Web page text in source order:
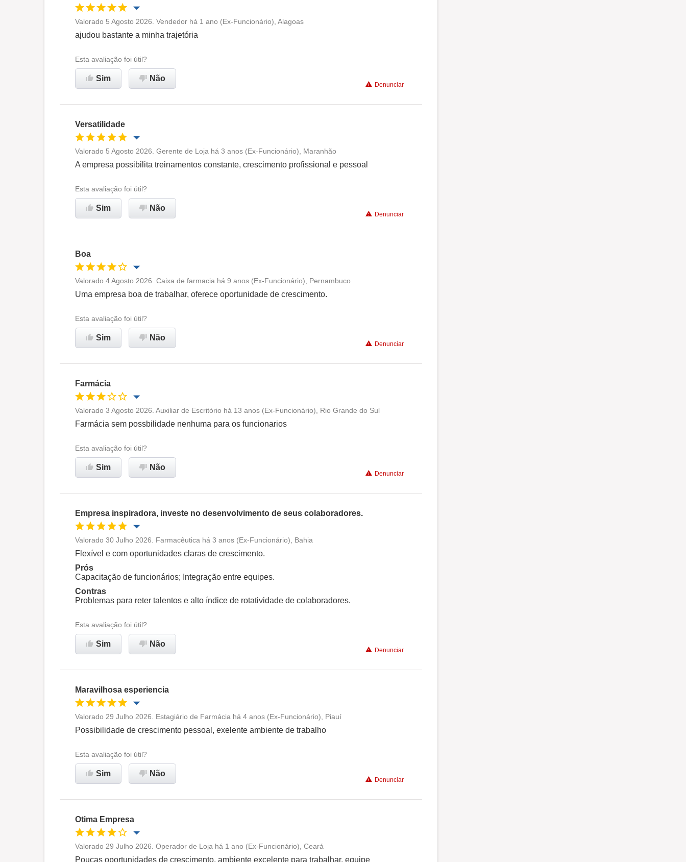
Oportunidade de promoção
Ambiente de trabalho
Recomenda esta empresa
Valorado 5 Agosto 2026. Vendedor há 1 ano (Ex-Funcionário), Alagoas
ajudou bastante a minha trajetória
Esta avaliação foi útil?
Sim Não
Denunciar
Versatilidade
Oportunidade de promoção
Ambiente de trabalho
Conciliação com a vida familiar
Recomenda esta empresa
Valorado 5 Agosto 2026. Gerente de Loja há 3 anos (Ex-Funcionário), Maranhão
A empresa possibilita treinamentos constante, crescimento profissional e pessoal
Esta avaliação foi útil?
Sim Não
Denunciar
Boa
Oportunidade de promoção
Ambiente de trabalho
Conciliação com a vida familiar
Recomenda esta empresa
Valorado 4 Agosto 2026. Caixa de farmacia há 9 anos (Ex-Funcionário), Pernambuco
Uma empresa boa de trabalhar, oferece oportunidade de crescimento.
Esta avaliação foi útil?
Sim Não
Denunciar
Farmácia
Oportunidade de promoção
Ambiente de trabalho
Conciliação com a vida familiar
Não recomenda esta
Valorado 3 Agosto 2026. Auxiliar de Escritório há 13 anos (Ex-Funcionário), Rio Grande do Sul
Farmácia sem possbilidade nenhuma para os funcionarios
Esta avaliação foi útil?
Sim Não
Denunciar
Empresa inspiradora, investe no desenvolvimento de seus colaboradores.
Oportunidade de promoção
Ambiente de trabalho
Conciliação com a vida familiar
Benefícios
Recomenda esta empresa
Valorado 30 Julho 2026. Farmacêutica há 3 anos (Ex-Funcionário), Bahia
Flexível e com oportunidades claras de crescimento.
Prós
Capacitação de funcionários; Integração entre equipes.
Contras
Problemas para reter talentos e alto índice de rotatividade de colaboradores.
Esta avaliação foi útil?
Sim Não
Denunciar
Maravilhosa esperiencia
Oportunidade de promoção
Ambiente de trabalho
Conciliação com a vida familiar
Recomenda esta empresa
Valorado 29 Julho 2026. Estagiário de Farmácia há 4 anos (Ex-Funcionário), Piauí
Possibilidade de crescimento pessoal, exelente ambiente de trabalho
Esta avaliação foi útil?
Sim Não
Denunciar
Otima Empresa
Oportunidade de promoção Conciliação com a vida familiar
Valorado 29 Julho 2026. Operador de Loja há 1 ano (Ex-Funcionário), Ceará
Poucas oportunidades de crescimento, ambiente excelente para trabalhar, equipe